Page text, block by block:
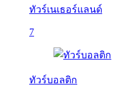
ทัวร์เนเธอร์แลนด์
7
ทัวร์บอลติก